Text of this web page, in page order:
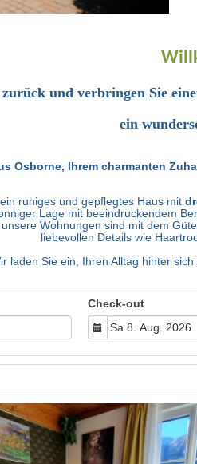
und verbringen Sie
ein
Osborne, Ihrem charmanten
ruhiges und gepflegtes Haus mit
Lage mit beeindruckendem
Wohnungen sind mit dem
liebevollen Details wie
laden Sie ein, Ihren Alltag hinter
Check-out